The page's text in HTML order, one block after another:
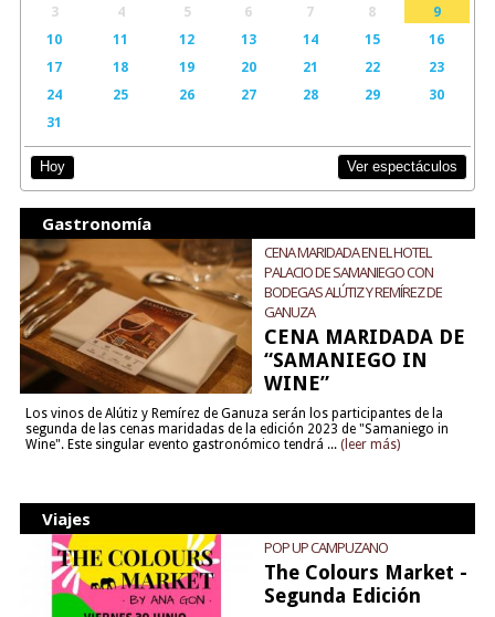
3
4 5 6 7 8
9
10
11 12 13 14 15
16
17
18 19 20 21 22
23
24
25 26 27 28 29
30
31
Hoy Ver espectáculos
Gastronomía
CENA MARIDADA EN EL HOTEL
PALACIO DE SAMANIEGO CON
BODEGAS ALÚTIZ Y REMÍREZ DE
GANUZA
CENA MARIDADA DE
“SAMANIEGO IN
WINE”
Los vinos de Alútiz y Remírez de Ganuza serán los participantes de la
segunda de las cenas maridadas de la edición 2023 de "Samaniego in
Wine". Este singular evento gastronómico tendrá ... (leer más)
Viajes
POP UP CAMPUZANO
The Colours Market -
Segunda Edición